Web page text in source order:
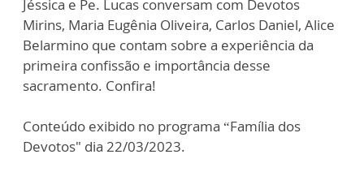
Jéssica e Pe. Lucas conversam com Devotos
Mirins, Maria Eugênia Oliveira, Carlos Daniel, Alice
Belarmino que contam sobre a experiência da
primeira confissão e importância desse
sacramento. Confira!
Conteúdo exibido no programa “Família dos
Devotos" dia 22/03/2023.